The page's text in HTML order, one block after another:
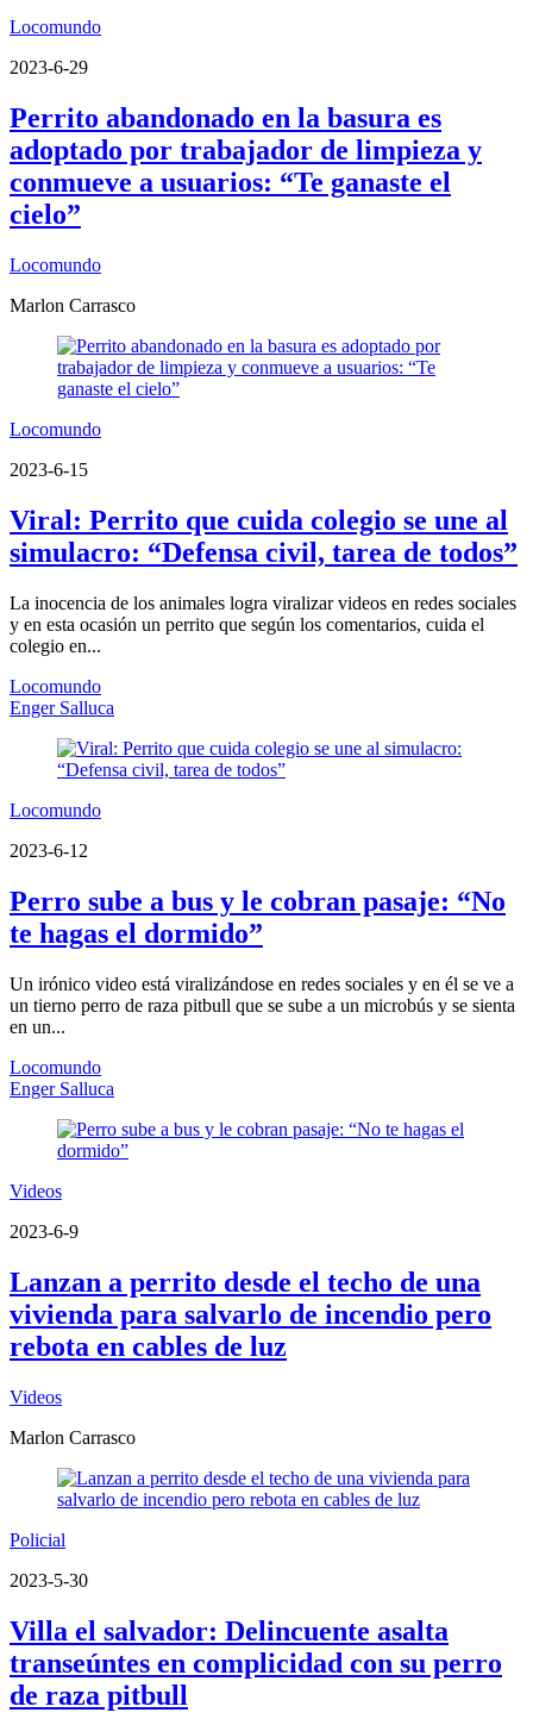
Locomundo
2023-6-29
Perrito abandonado en la basura es
adoptado por trabajador de limpieza y
conmueve a usuarios: “Te ganaste el
cielo”
Locomundo
Marlon Carrasco
Locomundo
2023-6-15
Viral: Perrito que cuida colegio se une al
simulacro: “Defensa civil, tarea de todos”
La inocencia de los animales logra viralizar videos en redes sociales
y en esta ocasión un perrito que según los comentarios, cuida el
colegio en...
Locomundo
Enger Salluca
Locomundo
2023-6-12
Perro sube a bus y le cobran pasaje: “No
te hagas el dormido”
Un irónico video está viralizándose en redes sociales y en él se ve a
un tierno perro de raza pitbull que se sube a un microbús y se sienta
en un...
Locomundo
Enger Salluca
Videos
2023-6-9
Lanzan a perrito desde el techo de una
vivienda para salvarlo de incendio pero
rebota en cables de luz
Videos
Marlon Carrasco
Policial
2023-5-30
Villa el salvador: Delincuente asalta
transeúntes en complicidad con su perro
de raza pitbull